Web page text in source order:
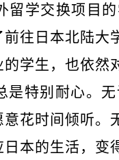
留学交换项目
往日本北陆
学生，也依
是特别耐心。
花时间倾听
本的生活，